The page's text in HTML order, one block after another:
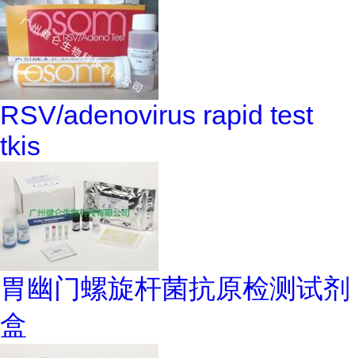
RSV/adenovirus rapid test
tkis
胃幽门螺旋杆菌抗原检测试剂
盒